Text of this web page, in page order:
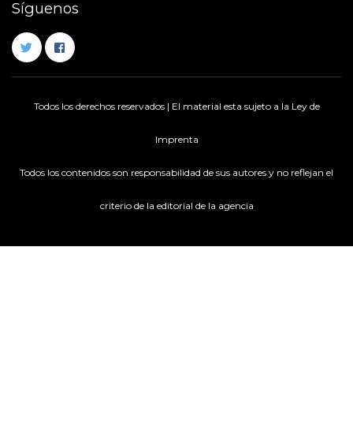
Síguenos
Todos los derechos reservados | El material esta sujeto a la Ley de
Imprenta
Todos los contenidos son responsabilidad de sus autores y no reflejan el
criterio de la editorial de la agencia